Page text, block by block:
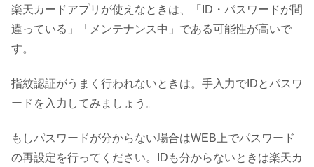
楽天カードアプリが使えなときは、「ID・パスワードが間
違っている」「メンテナンス中」である可能性が高いで
す。
指紋認証がうまく行われないときは。手入力でIDとパスワ
ードを入力してみましょう。
もしパスワードが分からない場合はWEB上でパスワード
の再設定を行ってください。IDも分からないときは楽天カ